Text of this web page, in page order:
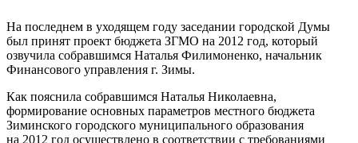
На последнем в уходящем году заседании городской Думы
был принят проект бюджета ЗГМО на 2012 год, который
озвучила собравшимся Наталья Филимоненко, начальник
Финансового управления г. Зимы.
Как пояснила собравшимся Наталья Николаевна,
формирование основных параметров местного бюджета
Зиминского городского муниципального образования
на 2012 год осуществлено в соответствии с требованиями